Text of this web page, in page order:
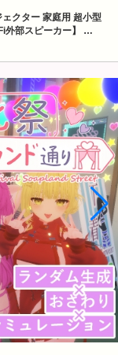
クター 家庭用 超小型
外部スピーカー】 …